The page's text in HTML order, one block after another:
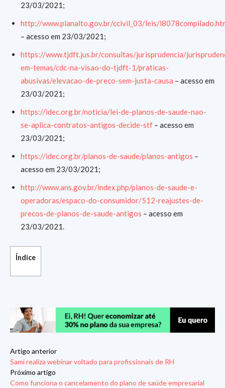
23/03/2021;
http://www.planalto.gov.br/ccivil_03/leis/
– acesso em 23/03/2021;
https://www.tjdft.jus.br/consultas/jurisprudencia/
em-temas/cdc-na-visao-do-tjdft-1/praticas-
abusivas/elevacao-de-preco-sem-justa-causa – acesso em
23/03/2021;
https://idec.org.br/noticia/lei-de-planos-de-saude-nao-
se-aplica-contratos-antigos-decide-stf – acesso em
23/03/2021;
https://idec.org.br/planos-de-saude/planos-antigos –
acesso em 23/03/2021;
http://www.ans.gov.br/index.php/planos-de-saude-e-
operadoras/espaco-do-consumidor/512-reajustes-de-
precos-de-planos-de-saude-antigos – acesso em
23/03/2021.
Índice
Artigo anterior
Sami realiza webinar voltado para profissionais de RH
Próximo artigo
Como funciona o cancelamento do plano de saúde empresarial